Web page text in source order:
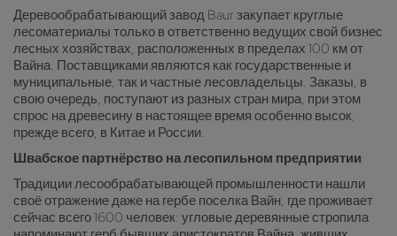
Деревообрабатывающий завод Baur закупает круглые
лесоматериалы только в ответственно ведущих свой бизнес
лесных хозяйствах, расположенных в пределах 100 км от
Вайна. Поставщиками являются как государственные и
муниципальные, так и частные лесовладельцы. Заказы, в
свою очередь, поступают из разных стран мира, при этом
спрос на древесину в настоящее время особенно высок,
прежде всего, в Китае и России.
Швабское партнёрство на лесопильном предприятии
Традиции лесообрабатывающей промышленности нашли
своё отражение даже на гербе поселка Вайн, где проживает
сейчас всего 1600 человек: угловые деревянные стропила